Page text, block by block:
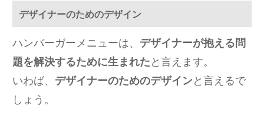
デザイナーのためのデザイン
ハンバーガーメニューは、 デザイナーが抱える問
題を解決するために生まれた と言えます。
いわば、 デザイナーのためのデザイン と言えるで
しょう。